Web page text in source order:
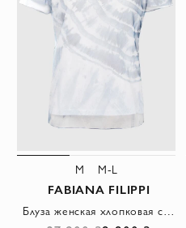
M M-L
FABIANA FILIPPI